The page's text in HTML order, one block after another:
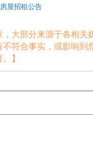
屋招租公告
，大部分来源于各相关
符合事实，或影响到
】